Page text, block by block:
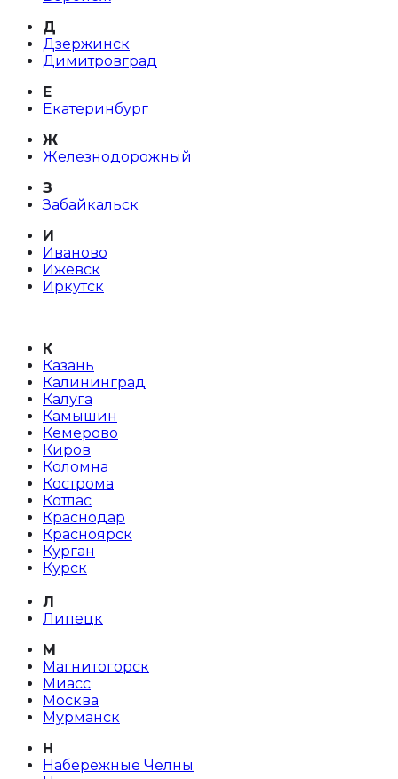
Д
Дзержинск
Димитровград
Е
Екатеринбург
Ж
Железнодорожный
З
Забайкальск
И
Иваново
Ижевск
Иркутск
К
Казань
Калининград
Калуга
Камышин
Кемерово
Киров
Коломна
Кострома
Котлас
Краснодар
Красноярск
Курган
Курск
Л
Липецк
М
Магнитогорск
Миасс
Москва
Мурманск
Н
Набережные Челны